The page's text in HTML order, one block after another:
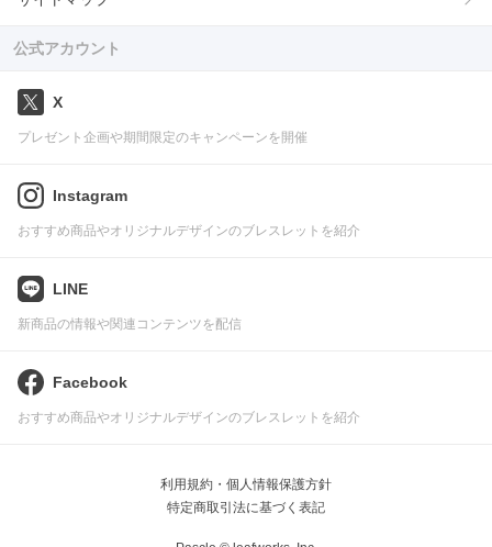
公式アカウント
X
プレゼント企画や期間限定のキャンペーンを開催
Instagram
おすすめ商品やオリジナルデザインのブレスレットを紹介
LINE
新商品の情報や関連コンテンツを配信
Facebook
おすすめ商品やオリジナルデザインのブレスレットを紹介
利用規約・個人情報保護方針
特定商取引法に基づく表記